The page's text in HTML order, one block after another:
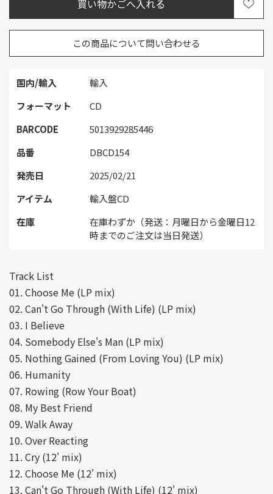
国内/輸入
輸入
フォーマット
CD
BARCODE
5013929285446
品番
DBCD154
発売日
2025/02/21
アイテム
輸入盤CD
在庫
在庫わずか（発送：月曜日から金曜日12
時までのご注文は当日発送）
この商品について問い合わせる
Track List
01. Choose Me (LP mix)
02. Can't Go Through (With Life) (LP mix)
03. I Believe
04. Somebody Else's Man (LP mix)
05. Nothing Gained (From Loving You) (LP mix)
06. Humanity
07. Rowing (Row Your Boat)
08. My Best Friend
09. Walk Away
10. Over Reacting
11. Cry (12' mix)
12. Choose Me (12' mix)
13. Can't Go Through (With Life) (12' mix)